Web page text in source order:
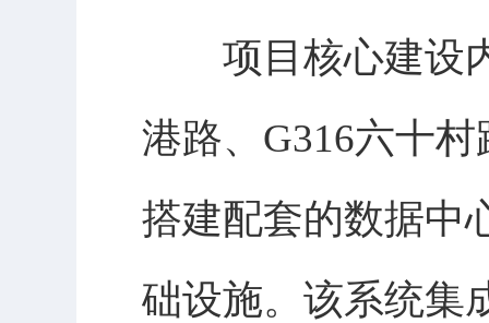
项目核心建设内
港路、G316六十
搭建配套的数据中
础设施。该系统集